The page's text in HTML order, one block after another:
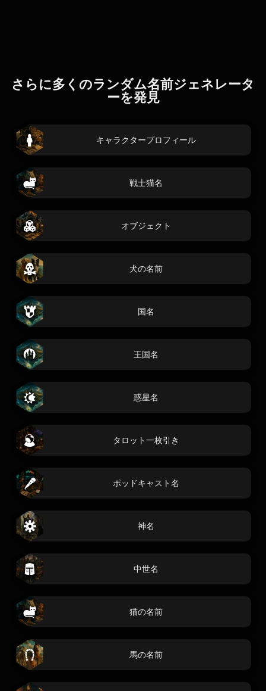
さらに多くのランダム名前ジェネレータ
ーを発見
キャラクタープロフィール
戦士猫名
オブジェクト
犬の名前
国名
王国名
惑星名
タロット一枚引き
ポッドキャスト名
神名
中世名
猫の名前
馬の名前